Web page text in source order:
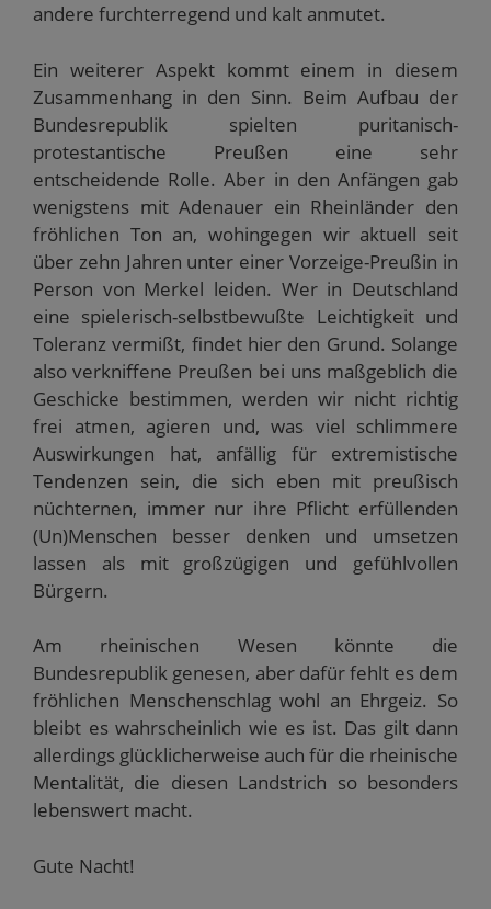
andere furchterregend und kalt anmutet.
Ein weiterer Aspekt kommt einem in diesem
Zusammenhang in den Sinn. Beim Aufbau der
Bundesrepublik spielten puritanisch-
protestantische Preußen eine sehr
entscheidende Rolle. Aber in den Anfängen gab
wenigstens mit Adenauer ein Rheinländer den
fröhlichen Ton an, wohingegen wir aktuell seit
über zehn Jahren unter einer Vorzeige-Preußin in
Person von Merkel leiden. Wer in Deutschland
eine spielerisch-selbstbewußte Leichtigkeit und
Toleranz vermißt, findet hier den Grund. Solange
also verkniffene Preußen bei uns maßgeblich die
Geschicke bestimmen, werden wir nicht richtig
frei atmen, agieren und, was viel schlimmere
Auswirkungen hat, anfällig für extremistische
Tendenzen sein, die sich eben mit preußisch
nüchternen, immer nur ihre Pflicht erfüllenden
(Un)Menschen besser denken und umsetzen
lassen als mit großzügigen und gefühlvollen
Bürgern.
Am rheinischen Wesen könnte die
Bundesrepublik genesen, aber dafür fehlt es dem
fröhlichen Menschenschlag wohl an Ehrgeiz. So
bleibt es wahrscheinlich wie es ist. Das gilt dann
allerdings glücklicherweise auch für die rheinische
Mentalität, die diesen Landstrich so besonders
lebenswert macht.
Gute Nacht!